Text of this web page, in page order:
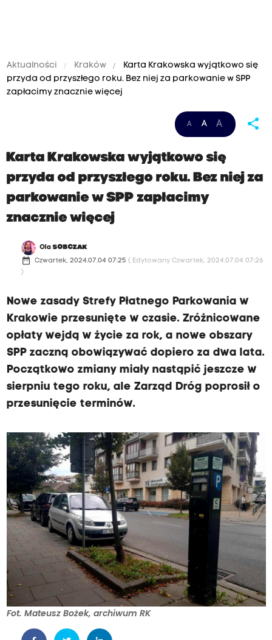
Aktualności Kraków
Karta Krakowska wyjątkowo się
przyda od przyszłego roku. Bez niej za parkowanie w SPP
zapłacimy znacznie więcej
A A A share
Karta Krakowska wyjątkowo się
przyda od przyszłego roku. Bez niej za
parkowanie w SPP zapłacimy
znacznie więcej
OlaSOBCZAK
date_range Czwartek, 2024.07.04 07:25 ( Edytowany Czwartek, 2024.07.04 07:26
)
Nowe zasady Strefy Płatnego Parkowania w
Krakowie przesunięte w czasie. Zróżnicowane
opłaty wejdą w życie za rok, a nowe obszary
SPP zaczną obowiązywać dopiero za dwa lata.
Początkowo zmiany miały nastąpić jeszcze w
sierpniu tego roku, ale Zarząd Dróg poprosił o
przesunięcie terminów.
Fot. Mateusz Bożek, archiwum RK